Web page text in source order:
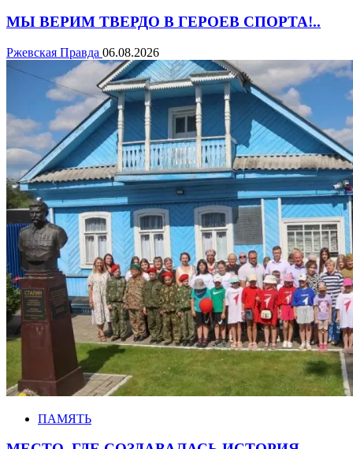
МЫ ВЕРИМ ТВЕРДО В ГЕРОЕВ СПОРТА!..
Ржевская Правда 06.08.2026
ПАМЯТЬ